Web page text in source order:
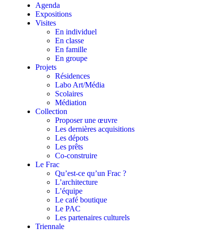
Agenda
Expositions
Visites
En individuel
En classe
En famille
En groupe
Projets
Résidences
Labo Art/Média
Scolaires
Médiation
Collection
Proposer une œuvre
Les dernières acquisitions
Les dépots
Les prêts
Co-construire
Le Frac
Qu’est-ce qu’un Frac ?
L’architecture
L’équipe
Le café boutique
Le PAC
Les partenaires culturels
Triennale